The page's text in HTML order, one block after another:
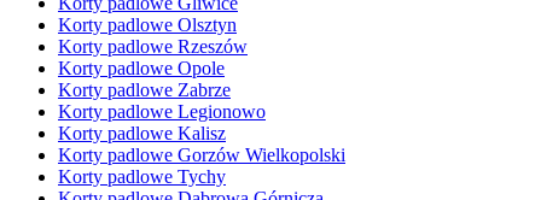
Korty padlowe Olsztyn
Korty padlowe Rzeszów
Korty padlowe Opole
Korty padlowe Zabrze
Korty padlowe Legionowo
Korty padlowe Kalisz
Korty padlowe Gorzów Wielkopolski
Korty padlowe Tychy